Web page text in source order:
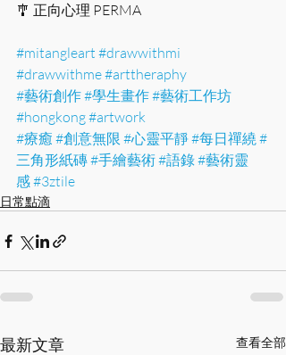
🎐 正向心理 PERMA
#mitangleart #drawwithmi
#drawwithme#arttheraphy
#藝術創作#學生畫作#藝術工作坊
#hongkong#artwork
#療癒 #創意無限 #心靈平靜#每日禪繞#
三角形紙磚#手繪藝術#語錄#藝術靈
感#3ztile
日常點滴
最新文章 查看全部